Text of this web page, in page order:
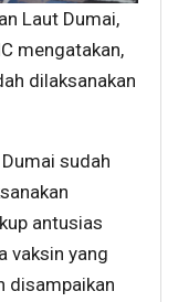
Laut Dumai,
mengatakan,
dilaksanakan
sudah
antusias
vaksin yang
disampaikan